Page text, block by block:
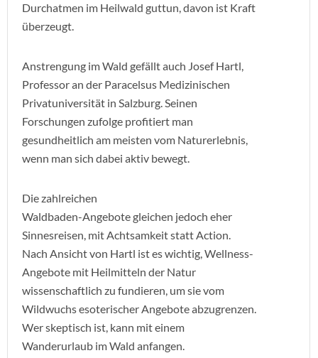
Durchatmen im Heilwald guttun, davon ist Kraft
überzeugt.
Anstrengung im Wald gefällt auch Josef Hartl,
Professor an der Paracelsus Medizinischen
Privatuniversität in Salzburg. Seinen
Forschungen zufolge profitiert man
gesundheitlich am meisten vom Naturerlebnis,
wenn man sich dabei aktiv bewegt.
Die zahlreichen
Waldbaden-Angebote gleichen jedoch eher
Sinnesreisen, mit Achtsamkeit statt Action.
Nach Ansicht von Hartl ist es wichtig, Wellness-
Angebote mit Heilmitteln der Natur
wissenschaftlich zu fundieren, um sie vom
Wildwuchs esoterischer Angebote abzugrenzen.
Wer skeptisch ist, kann mit einem
Wanderurlaub im Wald anfangen.